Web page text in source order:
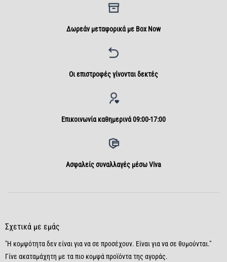
Δωρεάν μεταφορικά με Box Now
Οι επιστροφές γίνονται δεκτές
Επικοινωνία καθημερινά 09:00-17:00
Aσφαλείς συναλλαγές μέσω Viva
Σχετικά με εμάς
"Η κομψότητα δεν είναι για να σε προσέχουν. Είναι για να σε θυμούνται."
Γίνε ακαταμάχητη με τα πιο κομψά προϊόντα της αγοράς.